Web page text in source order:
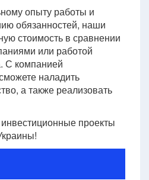
опыту работы и
обязанностей, наши
стоимость в сравнении
или работой
С компанией
наладить
а также реализовать
проекты